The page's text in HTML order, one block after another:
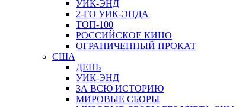
УИК-ЭНД
2-ГО УИК-ЭНДА
ТОП-100
РОССИЙСКОЕ КИНО
ОГРАНИЧЕННЫЙ ПРОКАТ
США
ДЕНЬ
УИК-ЭНД
ЗА ВСЮ ИСТОРИЮ
МИРОВЫЕ СБОРЫ